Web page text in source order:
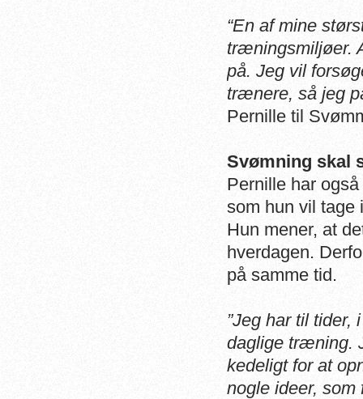
“En af mine
træningsmiljøer.
på. Jeg vil
trænere, så jeg
Pernille til
Svømning skal
Pernille har
som hun vil tage
Hun mener, at
hverdagen.
på samme tid.
”Jeg har til tider,
daglige træning.
kedeligt for at
nogle ideer,